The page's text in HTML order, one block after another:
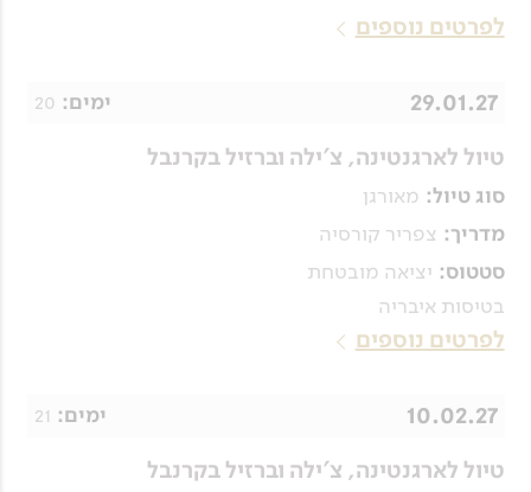
לפרטים נוספים
טיול לארגנטינה, צ'ילה וברזיל בקרנבל
סוג טיול: מאורגן
29.01.27 ימים: 20
מדריך: צפריר קורסיה
סטטוס: יציאה מובטחת
בטיסות איבריה
לפרטים נוספים
טיול לארגנטינה, צ'ילה וברזיל בקרנבל
10.02.27 ימים: 21